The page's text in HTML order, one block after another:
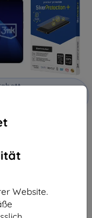
Website.
für Vivo X300 FE
11,61 €